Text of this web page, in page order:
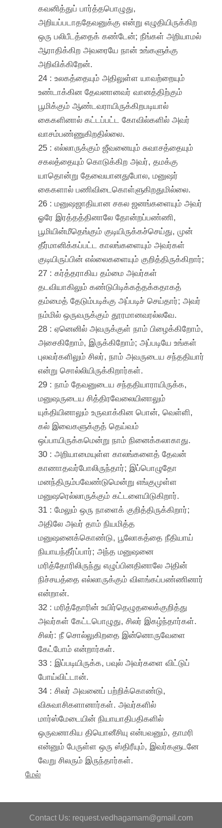
கவனித்துப் பார்த்தபொழுது,
அறியப்படாததேவனுக்கு என்று எழுதியிருக்கிற
ஒரு பலிபீடத்தைக் கண்டேன்; நீங்கள் அறியாமல்
ஆராதிக்கிற அவரையே நான் உங்களுக்கு
அறிவிக்கிறேன்.
24 : உலகத்தையும் அதிலுள்ள யாவற்றையும்
உண்டாக்கின தேவனானவர் வானத்திற்கும்
பூமிக்கும் ஆண்டவராயிருக்கிறபடியால்
கைகளினால் கட்டப்பட்ட கோவில்களில் அவர்
வாசம்பண்ணுகிறதில்லை.
25 : எல்லாருக்கும் ஜீவனையும் சுவாசத்தையும்
சகலத்தையும் கொடுக்கிற அவர், தமக்கு
யாதொன்று தேவையானதுபோல, மனுஷர்
கைகளால் பணிவிடைகொள்ளுகிறதுமில்லை.
26 : மனுஷஜாதியான சகல ஜனங்களையும் அவர்
ஓரே இரத்தத்தினாலே தோன்றப்பண்ணி,
பூமியின்மீதெங்கும் குடியிருக்கச்செய்து, முன்
தீர்மானிக்கப்பட்ட காலங்களையும் அவர்கள்
குடியிருப்பின் எல்லைகளையும் குறித்திருக்கிறார்;
27 : கர்த்தராகிய தம்மை அவர்கள்
தடவியாகிலும் கண்டுபிடிக்கத்தக்கதாகத்
தம்மைத் தேடும்படிக்கு அப்படிச் செய்தார்; அவர்
நம்மில் ஒருவருக்கும் தூரமானவரல்லவே.
28 : ஏனெனில் அவருக்குள் நாம் பிழைக்கிறோம்,
அசைகிறோம், இருக்கிறோம்; அப்படியே உங்கள்
புலவர்களிலும் சிலர், நாம் அவருடைய சந்ததியார்
என்று சொல்லியிருக்கிறார்கள்.
29 : நாம் தேவனுடைய சந்ததியாராயிருக்க,
மனுஷருடைய சித்திரவேலையினாலும்
யுக்தியினாலும் உருவாக்கின பொன், வெள்ளி,
கல் இவைகளுக்குத் தெய்வம்
ஒப்பாயிருக்கமென்று நாம் நினைக்கலாகாது.
30 : அறியாமையுள்ள காலங்களைத் தேவன்
காணாதவர்போலிருந்தார்; இப்பொழுதோ
மனந்திரும்பவேண்டுமென்று எங்குமுள்ள
மனுஷரெல்லாருக்கும் கட்டளையிடுகிறார்.
31 : மேலும் ஒரு நாளைக் குறித்திருக்கிறார்;
அதிலே அவர் தாம் நியமித்த
மனுஷனைக்கொண்டு, பூலோகத்தை நீதியாய்
நியாயந்தீர்ப்பார்; அந்த மனுஷனை
மரித்தோரிலிருந்து எழுப்பினதினாலே அதின்
நிச்சயத்தை எல்லாருக்கும் விளங்கப்பண்ணினார்
என்றான்.
32 : மரித்தோரின் உயிர்தெழுதலைக்குறித்து
அவர்கள் கேட்டபொழுது, சிலர் இகழ்ந்தார்கள்.
சிலர்: நீ சொல்லுகிறதை இன்னொருவேளை
கேட்போம் என்றார்கள்.
33 : இப்படியிருக்க, பவுல் அவர்களை விட்டுப்
போய்விட்டான்.
34 : சிலர் அவனைப் பற்றிக்கொண்டு,
விசுவாசிகளானார்கள். அவர்களில்
மார்ஸ்மேடையின் நியாயாதிபதிகளில்
ஒருவனாகிய தியொனீசியு என்பவனும், தாமரி
என்னும் பேருள்ள ஒரு ஸ்திரீயும், இவர்களுடனே
வேறு சிலரும் இருந்தார்கள்.
மேல்
Contact Us: request.vedhagamam@gmail.com